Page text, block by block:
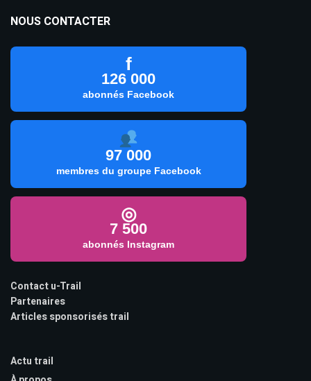
NOUS CONTACTER
f
126 000
abonnés Facebook
97 000
membres du groupe Facebook
◎
7 500
abonnés Instagram
Contact u-Trail
Partenaires
Articles sponsorisés trail
Actu trail